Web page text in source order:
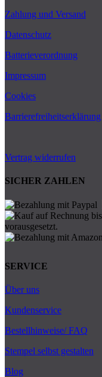
Zahlung und Versand
Datenschutz
Batterieverordnung
Impressum
Cookies
Barrierefreiheitserklärung
Vertrag widerrufen
SICHER ZAHLEN
SERVICE
Über uns
Kundenservice
Bestellhinweise/ FAQ
Stempel selbst gestalten
Blog